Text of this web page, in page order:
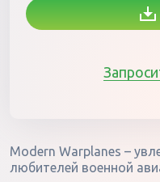
Modern Warplanes –
любителей военной